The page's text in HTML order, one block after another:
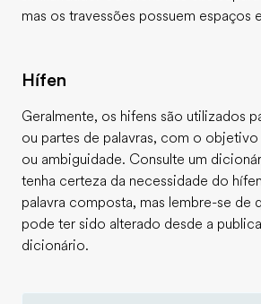
mas os travessões possuem espaços
Hífen
Geralmente, os hifens são utilizados
ou partes de palavras, com o
ou ambiguidade. Consulte um
tenha certeza da necessidade do
palavra composta, mas lembre-se de
pode ter sido alterado desde a
dicionário.